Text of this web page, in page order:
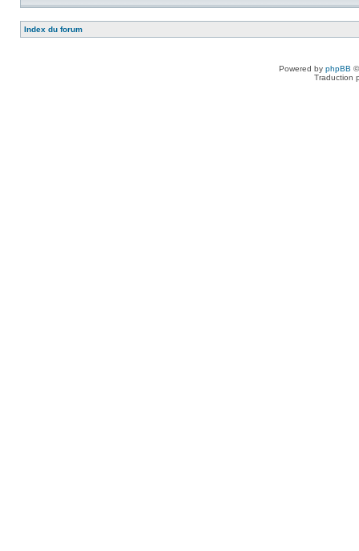
Index du forum
Powered by phpBB
Traduction